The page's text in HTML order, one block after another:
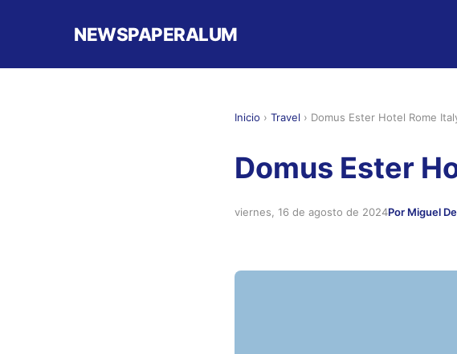
NEWSPAPERALUM
Inicio › Travel › Domus Ester Hotel Rome
Domus Ester
viernes, 16 de agosto de 2024Por Miguel